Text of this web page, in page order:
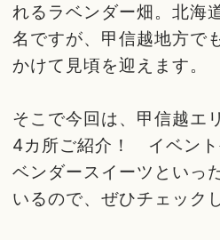
れるラベンダー畑。北海
名ですが、甲信越地方で
かけて見頃を迎えます。
そこで今回は、甲信越エ
4カ所ご紹介！ イベント
ベンダースイーツといっ
いるので、ぜひチェック